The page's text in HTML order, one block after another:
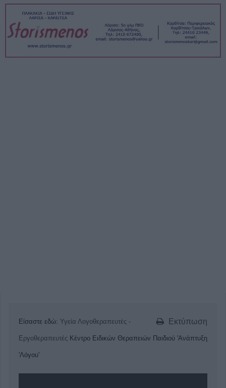
Εκτύπωση
Είσαστε εδώ: Υγεία Λογοθεραπευτές -
Εργοθεραπευτές Κέντρο Ειδικών Θεραπειών Παιδιού 'Ανάπτυξη
'Λόγου'